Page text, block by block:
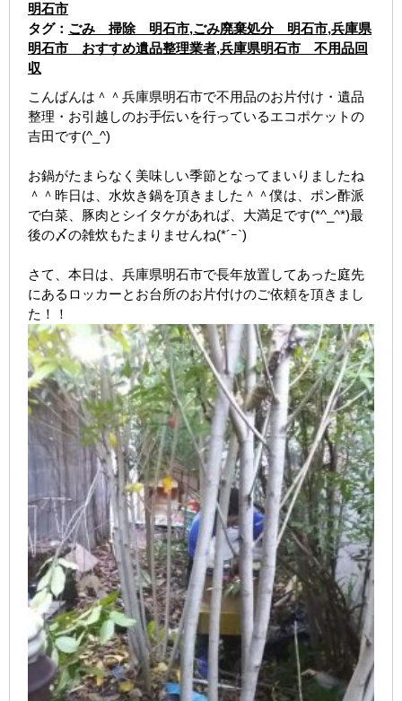
明石市
タグ： ごみ 掃除 明石市,ごみ廃棄処分 明石市,兵庫県
明石市 おすすめ遺品整理業者,兵庫県明石市 不用品回
収
こんばんは＾＾兵庫県明石市で不用品のお片付け・遺品
整理・お引越しのお手伝いを行っているエコポケットの
吉田です(^_^)
お鍋がたまらなく美味しい季節となってまいりましたね
＾＾昨日は、水炊き鍋を頂きました＾＾僕は、ポン酢派
で白菜、豚肉とシイタケがあれば、大満足です(*^_^*)最
後の〆の雑炊もたまりませんね(*´ｰ`)
さて、本日は、兵庫県明石市で長年放置してあった庭先
にあるロッカーとお台所のお片付けのご依頼を頂きまし
た！！